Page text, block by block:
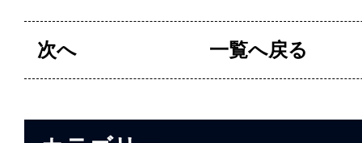
次へ 一覧へ戻る